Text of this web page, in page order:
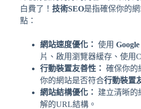
白費了！ 技術SEO是指確保你的
點：
網站速度優化： 使用
片、啟用瀏覽器緩存、使用
行動裝置友善性： 確保你的
你的網站是否符合行動裝置
網站結構優化：
建立清晰的
解的URL結構。